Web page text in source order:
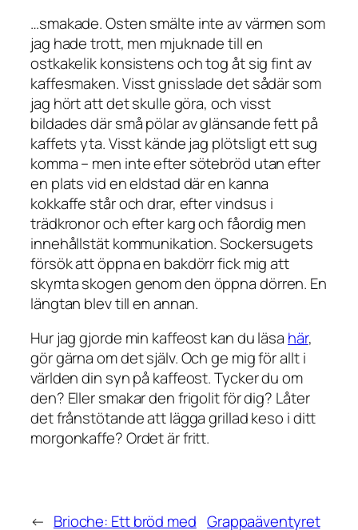
…smakade. Osten smälte inte av värmen som
jag hade trott, men mjuknade till en
ostkakelik konsistens och tog åt sig fint av
kaffesmaken. Visst gnisslade det sådär som
jag hört att det skulle göra, och visst
bildades där små pölar av glänsande fett på
kaffets yta. Visst kände jag plötsligt ett sug
komma – men inte efter sötebröd utan efter
en plats vid en eldstad där en kanna
kokkaffe står och drar, efter vindsus i
trädkronor och efter karg och fåordig men
innehållstät kommunikation. Sockersugets
försök att öppna en bakdörr fick mig att
skymta skogen genom den öppna dörren. En
längtan blev till en annan.
Hur jag gjorde min kaffeost kan du läsa här,
gör gärna om det själv. Och ge mig för allt i
världen din syn på kaffeost. Tycker du om
den? Eller smakar den frigolit för dig? Låter
det frånstötande att lägga grillad keso i ditt
morgonkaffe? Ordet är fritt.
← Brioche: Ett bröd med Grappaäventyret